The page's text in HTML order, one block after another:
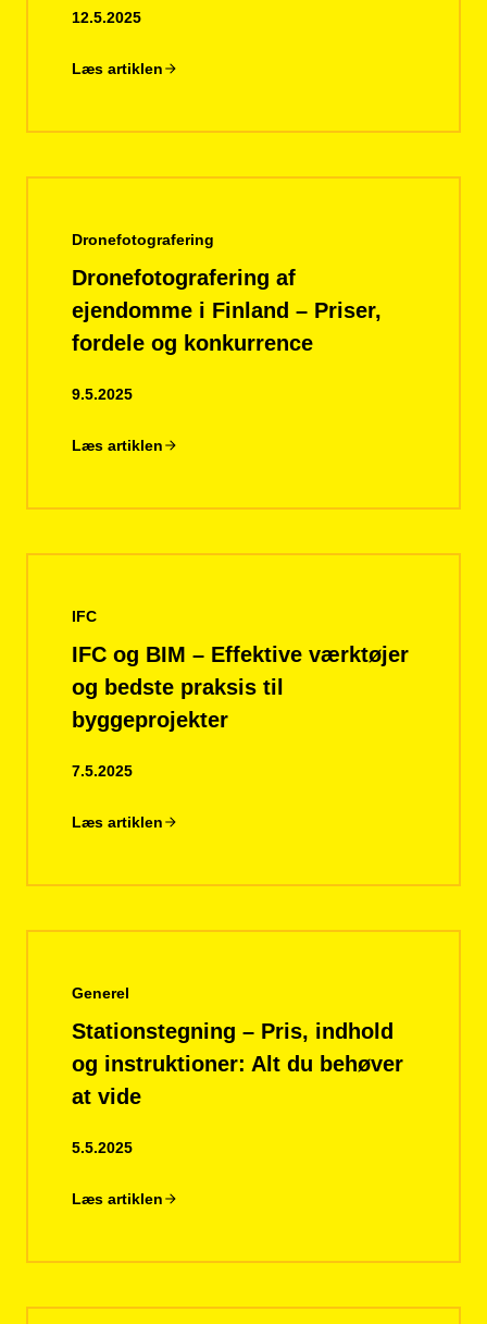
12.5.2025
Læs artiklen
Dronefotografering
Dronefotografering af
ejendomme i Finland – Priser,
fordele og konkurrence
9.5.2025
Læs artiklen
IFC
IFC og BIM – Effektive værktøjer
og bedste praksis til
byggeprojekter
7.5.2025
Læs artiklen
Generel
Stationstegning – Pris, indhold
og instruktioner: Alt du behøver
at vide
5.5.2025
Læs artiklen